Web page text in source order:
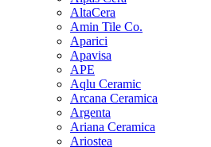
AltaCera
Amin Tile Co.
Aparici
Apavisa
APE
Aqlu Ceramic
Arcana Ceramica
Argenta
Ariana Ceramica
Ariostea